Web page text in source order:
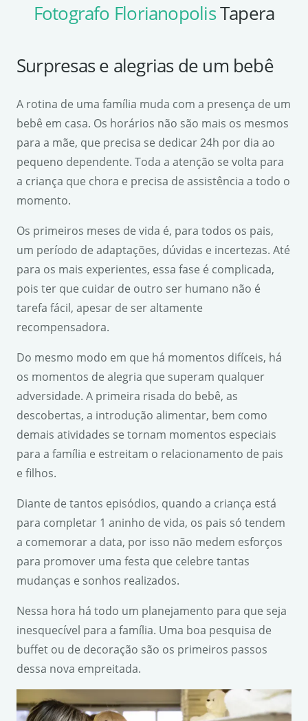
Fotografo FlorianopolisTapera
Surpresas e alegrias de um bebê
A rotina de uma família muda com a presença de um
bebê em casa. Os horários não são mais os mesmos
para a mãe, que precisa se dedicar 24h por dia ao
pequeno dependente. Toda a atenção se volta para
a criança que chora e precisa de assistência a todo o
momento.
Os primeiros meses de vida é, para todos os pais,
um período de adaptações, dúvidas e incertezas. Até
para os mais experientes, essa fase é complicada,
pois ter que cuidar de outro ser humano não é
tarefa fácil, apesar de ser altamente
recompensadora.
Do mesmo modo em que há momentos difíceis, há
os momentos de alegria que superam qualquer
adversidade. A primeira risada do bebê, as
descobertas, a introdução alimentar, bem como
demais atividades se tornam momentos especiais
para a família e estreitam o relacionamento de pais
e filhos.
Diante de tantos episódios, quando a criança está
para completar 1 aninho de vida, os pais só tendem
a comemorar a data, por isso não medem esforços
para promover uma festa que celebre tantas
mudanças e sonhos realizados.
Nessa hora há todo um planejamento para que seja
inesquecível para a família. Uma boa pesquisa de
buffet ou de decoração são os primeiros passos
dessa nova empreitada.